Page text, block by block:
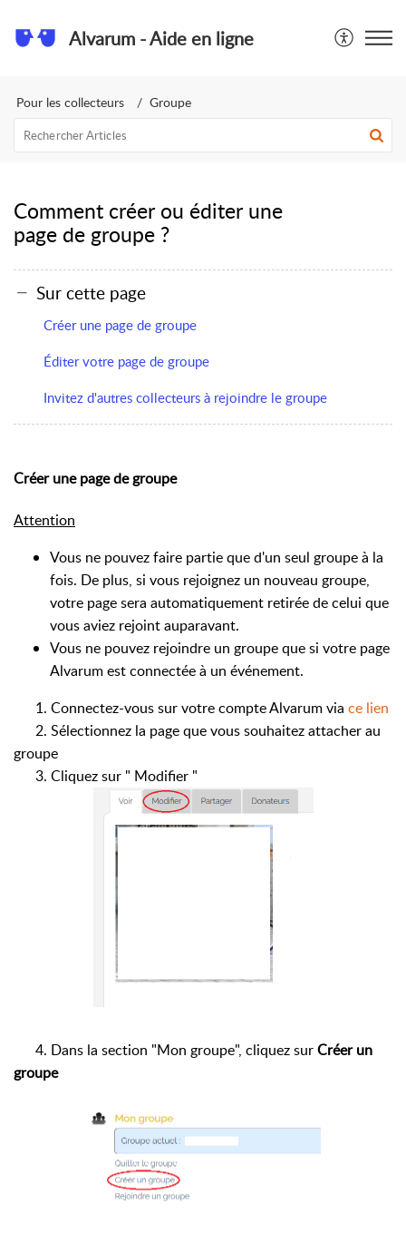
Alvarum - Aide en ligne
Pour les collecteurs Groupe
Comment créer ou éditer une
page de groupe ?
Sur cette page
Créer une page de groupe
Éditer votre page de groupe
Invitez d'autres collecteurs à rejoindre le groupe
Créer une page de groupe
Attention
Vous ne pouvez faire partie que d'un seul groupe à la
fois. De plus, si vous rejoignez un nouveau groupe,
votre page sera automatiquement retirée de celui que
vous aviez rejoint auparavant.
Vous ne pouvez rejoindre un groupe que si votre page
Alvarum est connectée à un événement.
1. Connectez-vous sur votre compte Alvarum via ce lien
2. Sélectionnez la page que vous souhaitez attacher au
groupe
3. Cliquez sur " Modifier "
4. Dans la section "Mon groupe", cliquez surCréer un
groupe